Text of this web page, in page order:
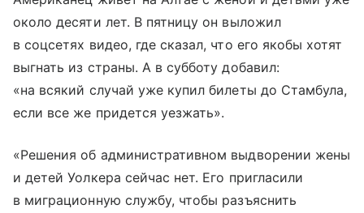
около десяти лет. В пятницу он выложил
в соцсетях видео, где сказал, что его якобы хотят
выгнать из страны. А в субботу добавил:
«на всякий случай уже купил билеты до Стамбула,
если все же придется уезжать».
«Решения об административном выдворении жены
и детей Уолкера сейчас нет. Его пригласили
в миграционную службу, чтобы разъяснить